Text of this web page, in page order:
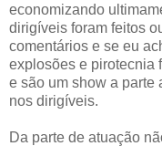
economizando
dirigíveis foram feitos
comentários e se eu
explosões e pirotecnia
e são um show a parte
nos dirigíveis.
Da parte de atuação